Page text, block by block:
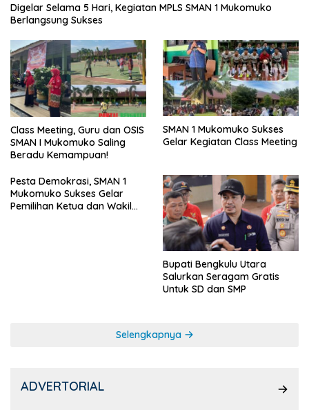
Digelar Selama 5 Hari, Kegiatan MPLS SMAN 1 Mukomuko
Berlangsung Sukses
Class Meeting, Guru dan OSIS
SMAN I Mukomuko Saling
Beradu Kemampuan!
SMAN 1 Mukomuko Sukses
Gelar Kegiatan Class Meeting
Pesta Demokrasi, SMAN 1
Mukomuko Sukses Gelar
Pemilihan Ketua dan Wakil
Bupati Bengkulu Utara
Salurkan Seragam Gratis
Untuk SD dan SMP
Selengkapnya
ADVERTORIAL